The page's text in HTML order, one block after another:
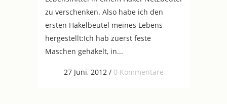
zu verschenken. Also habe ich den
ersten Häkelbeutel meines Lebens
hergestellt:Ich hab zuerst feste
Maschen gehäkelt, in...
27 Juni, 2012/ 0 Kommentare